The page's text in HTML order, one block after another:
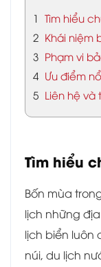
1 Tìm hiểu
2 Khái niệm
3 Phạm vi
4 Ưu điểm
5 Liên hệ và
Tìm hiểu
Bốn mùa
lịch những
lịch biển luôn
núi, du lịch